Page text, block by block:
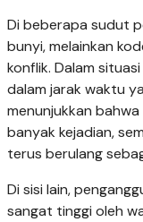
Di beberapa sudut
bunyi, melainkan
konflik. Dalam
dalam jarak waktu
menunjukkan
banyak kejadian,
terus berulang
Di sisi lain,
sangat tinggi oleh